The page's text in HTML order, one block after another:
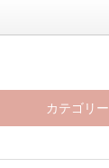
カテゴリー